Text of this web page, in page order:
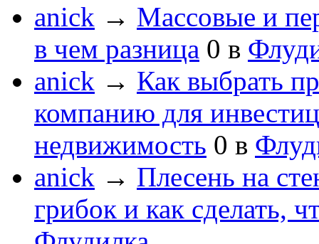
anick → Массовые и
в чем разница 0 в
anick → Как выбрать
компанию для
недвижимость 0 в
anick → Плесень на
грибок и как сделать,